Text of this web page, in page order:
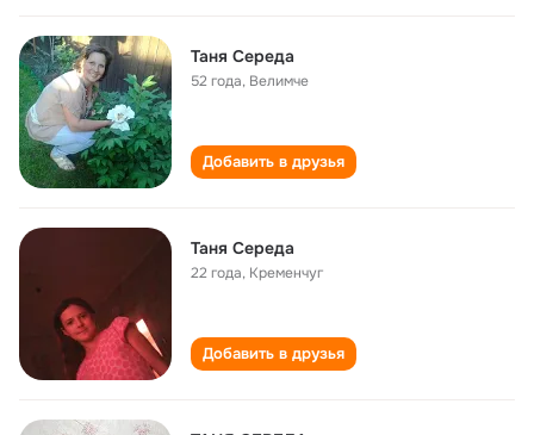
Таня Середа
52 года, Велимче
Добавить в друзья
Таня Середа
22 года, Кременчуг
Добавить в друзья